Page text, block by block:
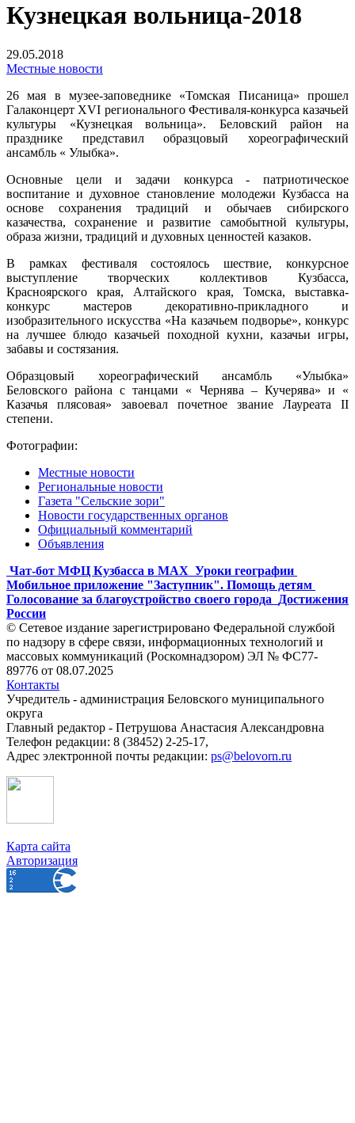
Кузнецкая вольница-2018
29.05.2018
Местные новости
26 мая в музее-заповеднике «Томская Писаница» прошел
Галаконцерт XVI регионального Фестиваля-конкурса казачьей
культуры «Кузнецкая вольница». Беловский район на
празднике представил образцовый хореографический
ансамбль « Улыбка».
Основные цели и задачи конкурса - патриотическое
воспитание и духовное становление молодежи Кузбасса на
основе сохранения традиций и обычаев сибирского
казачества, сохранение и развитие самобытной культуры,
образа жизни, традиций и духовных ценностей казаков.
В рамках фестиваля состоялось шествие, конкурсное
выступление творческих коллективов Кузбасса,
Красноярского края, Алтайского края, Томска, выставка-
конкурс мастеров декоративно-прикладного и
изобразительного искусства «На казачьем подворье», конкурс
на лучшее блюдо казачьей походной кухни, казачьи игры,
забавы и состязания.
Образцовый хореографический ансамбль «Улыбка»
Беловского района с танцами « Чернява – Кучерява» и «
Казачья плясовая» завоевал почетное звание Лауреата II
степени.
Фотографии:
Местные новости
Региональные новости
Газета "Сельские зори"
Новости государственных органов
Официальный комментарий
Объявления
Чат-бот МФЦ Кузбасса в MAX Уроки географии
Мобильное приложение "Заступник". Помощь детям
Голосование за благоустройство своего города
Достижения
России
© Сетевое издание зарегистрировано Федеральной службой
по надзору в сфере связи, информационных технологий и
массовых коммуникаций (Роскомнадзором) ЭЛ № ФС77-
89776 от 08.07.2025
Контакты
Учредитель - администрация Беловского муниципального
округа
Главный редактор - Петрушова Анастасия Александровна
Телефон редакции: 8 (38452) 2-25-17,
Адрес электронной почты редакции: ps@belovorn.ru
Карта сайта
Авторизация